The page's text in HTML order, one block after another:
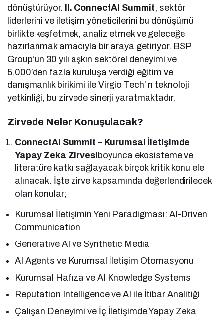
dönüştürüyor. II. ConnectAI Summit, sektör
liderlerini ve iletişim yöneticilerini bu dönüşümü
birlikte keşfetmek, analiz etmek ve geleceğe
hazırlanmak amacıyla bir araya getiriyor. BSP
Group’un 30 yılı aşkın sektörel deneyimi ve
5.000’den fazla kuruluşa verdiği eğitim ve
danışmanlık birikimi ile Virgio Tech’in teknoloji
yetkinliği, bu zirvede sinerji yaratmaktadır.
Zirvede Neler Konuşulacak?
ConnectAI Summit – Kurumsal İletişimde
Yapay Zeka Zirvesiboyunca ekosisteme ve
literatüre katkı sağlayacak birçok kritik konu ele
alınacak. İşte zirve kapsamında değerlendirilecek
olan konular;
Kurumsal İletişimin Yeni Paradigması: AI-Driven
Communication
Generative AI ve Synthetic Media
AI Agents ve Kurumsal İletişim Otomasyonu
Kurumsal Hafıza ve AI Knowledge Systems
Reputation Intelligence ve AI ile İtibar Analitiği
Çalışan Deneyimi ve İç İletişimde Yapay Zeka